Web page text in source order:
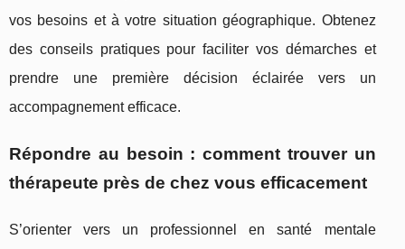
vos besoins et à votre situation géographique. Obtenez
des conseils pratiques pour faciliter vos démarches et
prendre une première décision éclairée vers un
accompagnement efficace.
Répondre au besoin : comment trouver un
thérapeute près de chez vous efficacement
S’orienter vers un professionnel en santé mentale